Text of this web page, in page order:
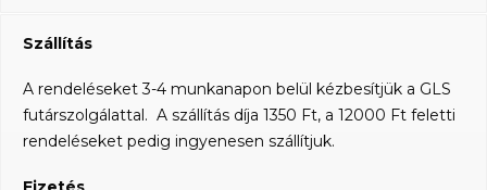
Szállítás
A rendeléseket 3-4 munkanapon belül kézbesítjük a GLS
futárszolgálattal. A szállítás díja 1350 Ft, a 12000 Ft feletti
rendeléseket pedig ingyenesen szállítjuk.